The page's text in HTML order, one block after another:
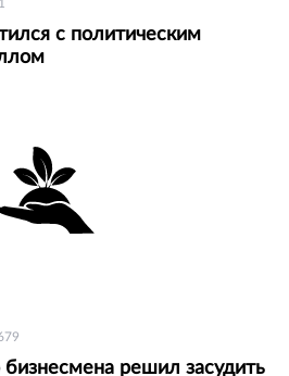
с политическим
решил засудить